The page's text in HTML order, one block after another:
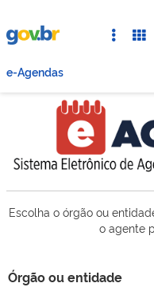
e-Agendas
Escolha o órgão ou
o agente
Órgão ou entidade